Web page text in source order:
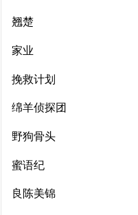
翘楚
家业
挽救计划
绵羊侦探团
野狗骨头
蜜语纪
良陈美锦